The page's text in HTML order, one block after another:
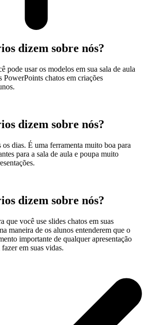
dizem sobre nós?
pode usar os modelos em sua sala de aula
PowerPoints chatos em criações
dizem sobre nós?
dias. É uma ferramenta muito boa para
para a sala de aula e poupa muito
dizem sobre nós?
que você use slides chatos em suas
maneira de os alunos entenderem que o
importante de qualquer apresentação
em suas vidas.